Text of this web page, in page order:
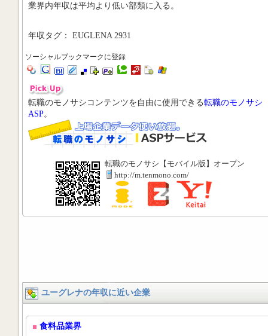
業界内年収は平均より低い部類に入る。
年収タグ： EUGLENA 2931
ソーシャルブックマークに登録
転職のモノサシコンテンツを自由に使用できる転職のモノサシ
ASP。
転職のモノサシ【モバイル版】オープン
http://m.tenmono.com/
ユーグレナの年収に近い企業
食料品業界